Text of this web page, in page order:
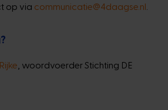
op via communicatie@4daagse.nl
, woordvoerder Stichting DE